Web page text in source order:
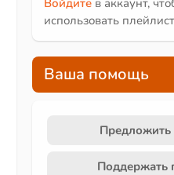
использовать
Ваша помощь
Предложить
Поддержать